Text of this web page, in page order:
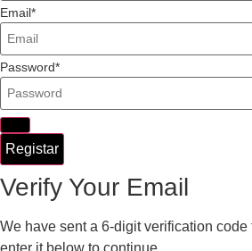
Email
Password
Registar
Verify Your Email
We have sent a 6-digit verification